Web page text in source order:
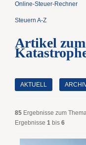
Online-Steuer-Rechner
Steuern A-Z
Artikel
AKTUELL
85 Ergebnisse zum
Ergebnisse 1 bis 6